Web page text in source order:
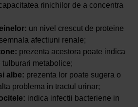
rinichilor de a concentra
un nivel crescut de proteine
afectiuni renale;
prezenta acestora poate indica
tulburari metabolice;
albe: prezenta lor poate sugera o
problema in tractul urinar;
indica infectii bacteriene in